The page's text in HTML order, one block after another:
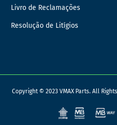
Livro de Reclamações
Resolução de Litígios
Copyright © 2023 VMAX Parts. All